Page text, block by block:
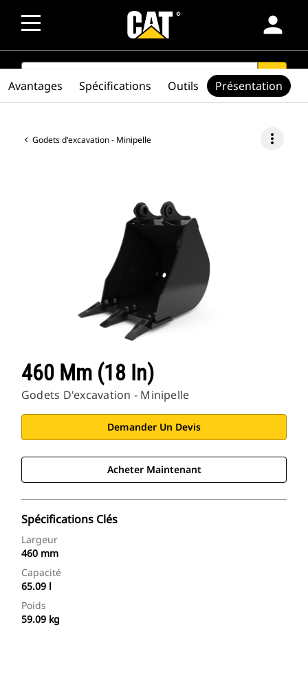
person
SEARCH search
Godets d'excavation - Minipelle more_vert
460 Mm (18 In)
Godets D'excavation - Minipelle
Demander Un Devis
Acheter Maintenant
Spécifications Clés
Largeur
460 mm
Capacité
65.09 l
Poids
59.09 kg
Avantages Spécifications Outils Présentation